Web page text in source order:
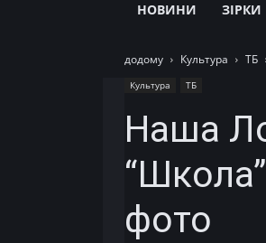
НОВИНИ ЗІРКИ
додому Культура ТБ
Культура ТБ
Наша
фото